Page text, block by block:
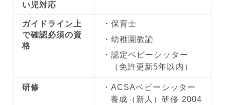
い児対応
ガイドライン上
で確認必須の資
格
保育士
幼稚園教諭
認定ベビーシッター
（免許更新5年以内）
研修
ACSAベビーシッター
養成（新人）研修 2004